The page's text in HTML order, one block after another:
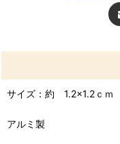
サイズ：約 1.2×1.2ｃｍ
アルミ製